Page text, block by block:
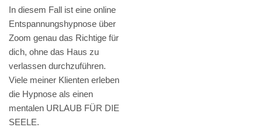
In diesem Fall ist eine online
Entspannungshypnose über
Zoom genau das Richtige für
dich, ohne das Haus zu
verlassen durchzuführen.
Viele meiner Klienten erleben
die Hypnose als einen
mentalen URLAUB FÜR DIE
SEELE.